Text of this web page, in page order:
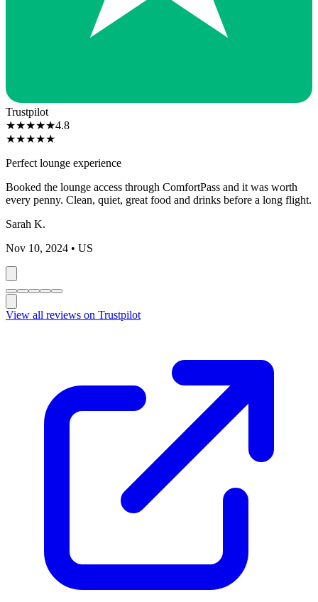
Trustpilot
★★★★★4.8
★★★★★
Perfect lounge experience
Booked the lounge access through ComfortPass and it was worth
every penny. Clean, quiet, great food and drinks before a long flight.
Sarah K.
Nov 10, 2024 • US
View all reviews on Trustpilot